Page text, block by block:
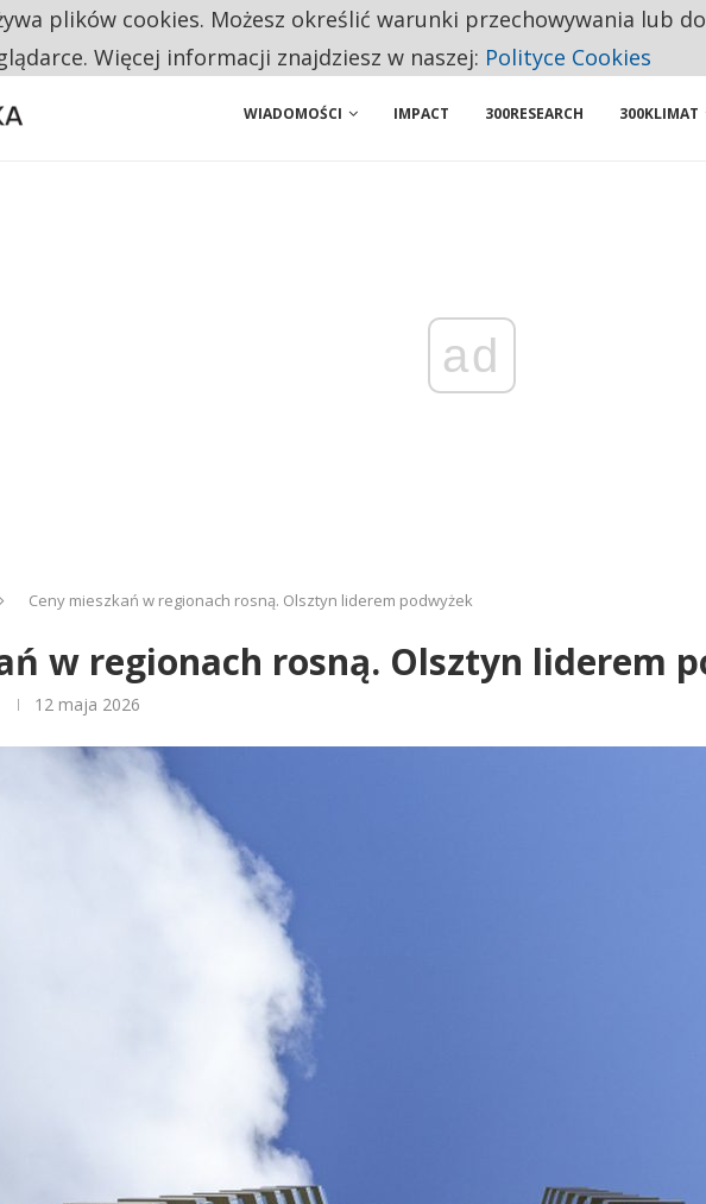
UDERZAJĄ W EUROPEJSKI PRZEMYSŁ. NA LIŚCIE SĄ DWA PODMIOTY Z POLSKI
WIADOMOŚCI IMPACT 300RESEARCH 300KLIMAT
ad
Ceny mieszkań w regionach rosną. Olsztyn liderem podwyżek
w regionach rosną. Olsztyn liderem
12 maja 2026
plików cookies. Możesz określić warunki przechowywania lub
Więcej informacji znajdziesz w naszej: Polityce Cookies